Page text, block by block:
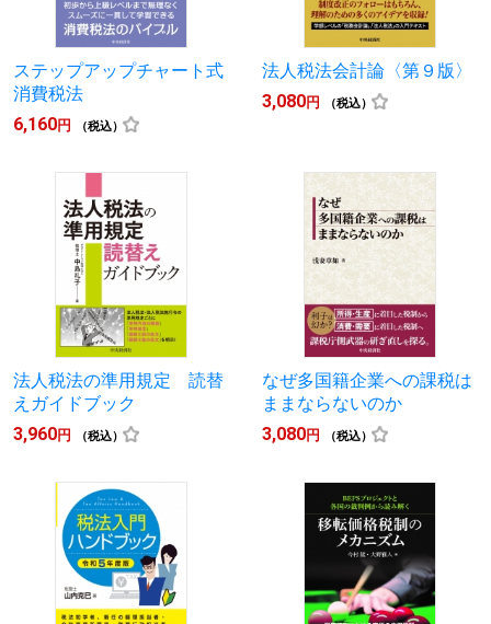
ステップアップチャート式
消費税法
6,160円 （税込）
法人税法会計論〈第９版〉
3,080円 （税込）
法人税法の準用規定 読替
えガイドブック
3,960円 （税込）
なぜ多国籍企業への課税は
ままならないのか
3,080円 （税込）